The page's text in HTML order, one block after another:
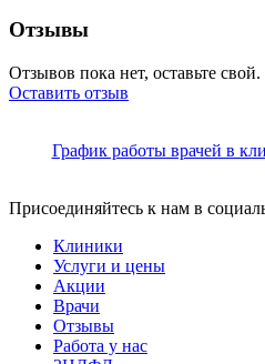
Отзывы
Отзывов пока нет, оставьте свой.
Оставить отзыв
График работы врачей в
Присоединяйтесь к нам в
Клиники
Услуги и цены
Акции
Врачи
Отзывы
Работа у нас